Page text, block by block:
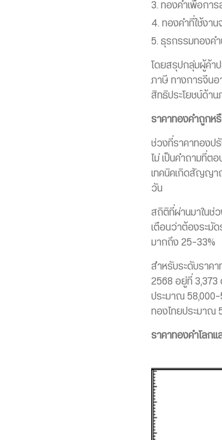
ทองคำเพื่อการ
ทองคำที่ใช้งาน
ธุรกรรมทองคำ
โดยสรุปกลุ่มผู้ค้า
ภาษี ทางการจีนอ
สิทธิประโยชน์ด้าน
ราคาทองคำถูกห
ช่วงที่ราคาทองปรั
ไม่ เป็นคำถามที่ต
เทคนิคเกิดสัญญาณ
วัน
สถิติที่ผ่านมาในช่
เตือนว่าต้องระมั
มากถึง 25-33%
สำหรับระดับราค
2568 อยู่ที่ 3,373
ประมาณ 58,000-
ทองไทยประมาณ
ราคาทองคำโลกแ